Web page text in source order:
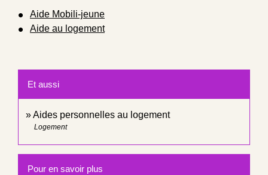
Aide Mobili-jeune
Aide au logement
Et aussi
Aides personnelles au logement
Logement
Pour en savoir plus